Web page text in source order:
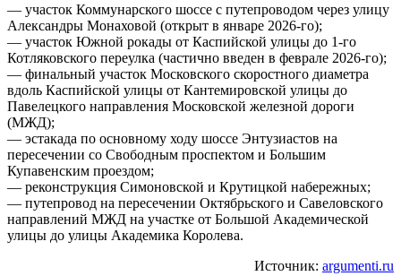
— участок Коммунарского шоссе с путепроводом через улицу
Александры Монаховой (открыт в январе 2026-го);
— участок Южной рокады от Каспийской улицы до 1-го
Котляковского переулка (частично введен в феврале 2026-го);
— финальный участок Московского скоростного диаметра
вдоль Каспийской улицы от Кантемировской улицы до
Павелецкого направления Московской железной дороги
(МЖД);
— эстакада по основному ходу шоссе Энтузиастов на
пересечении со Свободным проспектом и Большим
Купавенским проездом;
— реконструкция Симоновской и Крутицкой набережных;
— путепровод на пересечении Октябрьского и Савеловского
направлений МЖД на участке от Большой Академической
улицы до улицы Академика Королева.
Источник: argumenti.ru